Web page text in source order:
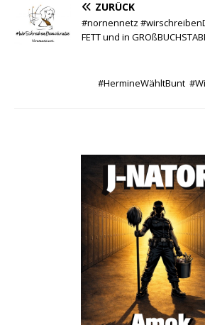
ZURÜCK
#nornennetz
FETT und in
#HermineWähltBunt